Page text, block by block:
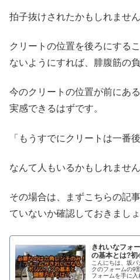
拍子抜けされたかもしれませ
クリートの位置を後ろにする
ないようにすれば、腓腹筋の
今のクリートの位置が前にあ
実感できるはずです。
「もうすでにクリートは一番
なんて人もいるかもしれません
その場合は、まずこちらの記
ていないか確認しておきましょ
きれいなフォ
の基本とは?初
こんにちは、坂
クのフォームの9
フォームを手に